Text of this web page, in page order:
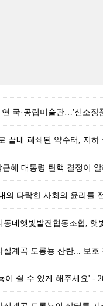
국·공립미술관…'신소장
끝내 폐쇄된 약수터, 지
근혜 대통령 탄핵 결정이
의 타락한 사회의 윤리를
동네햇빛발전협동조합, 햇
실계곡 도롱뇽 산란... 보호
이 쉴 수 있게 해주세요' -